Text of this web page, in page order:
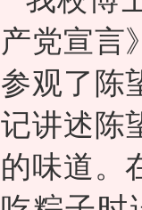
产党宣言
参观了陈
记讲述陈
的味道。